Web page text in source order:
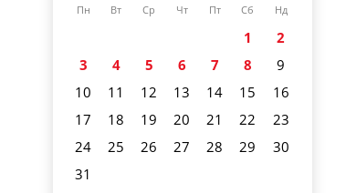
Пн Вт Ср Чт Пт Сб Нд
1
2
3
4 5 6 7 8
9
10
11 12 13 14 15
16
17
18 19 20 21 22
23
24
25 26 27 28 29
30
31